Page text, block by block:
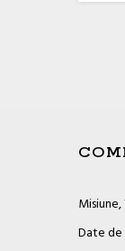
Date de